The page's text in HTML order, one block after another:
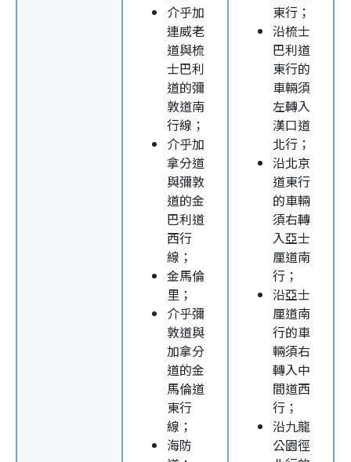
介乎加
連威老
道與梳
士巴利
道的彌
敦道南
行線；
介乎加
拿分道
與彌敦
道的金
巴利道
西行
線；
金馬倫
里；
介乎彌
敦道與
加拿分
道的金
馬倫道
東行
線；
海防
東行；
沿梳士
巴利道
東行的
車輛須
左轉入
漢口道
北行；
沿北京
道東行
的車輛
須右轉
入亞士
厘道南
行；
沿亞士
厘道南
行的車
輛須右
轉入中
間道西
行；
沿九龍
公園徑